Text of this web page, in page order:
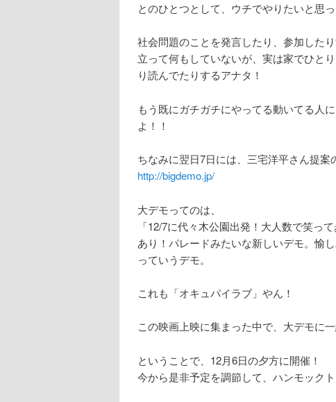
とのひとつとして、ウチでやりたいと思っ
社会問題のことを発言したり、参加した
立って何もしていないが、実は家でひと
り読んでたりするアナタ！
もう既にガチガチにやってる動いてる人
よ！！
ちなみに翌日7日には、三宅洋平さん提案
http://bigdemo.jp/
大デモってのは、
「12/7に代々木公園出発！大人数で笑っ
あり！パレードみたいな新しいデモ。愉
っていうデモ。
これも「オキュパイラブ」やん！
この映画上映に集まった中で、大デモに
ということで、12月6日の夕方に開催！
今から是非予定を調節して、ハンモック